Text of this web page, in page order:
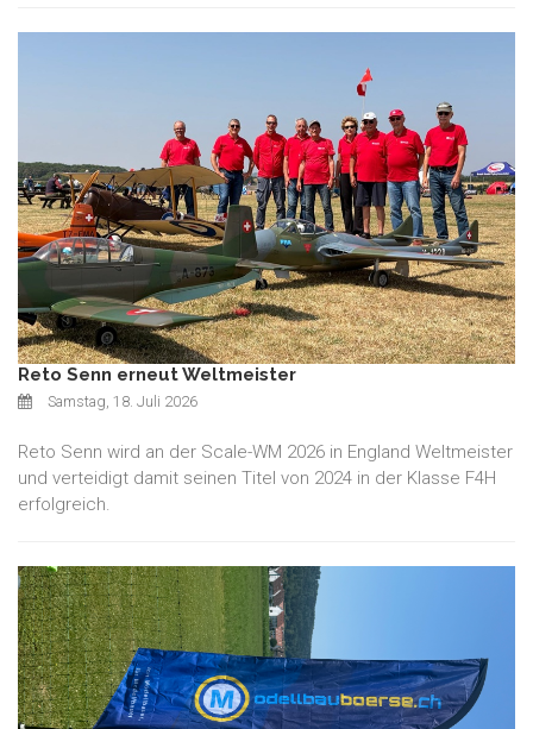
Reto Senn erneut Weltmeister
Samstag, 18. Juli 2026
Reto Senn wird an der Scale-WM 2026 in England Weltmeister
und verteidigt damit seinen Titel von 2024 in der Klasse F4H
erfolgreich.